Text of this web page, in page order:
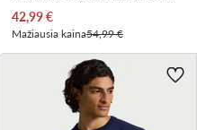
Dabartinė kaina
42,99€
Mažiausia kaina54,99 €